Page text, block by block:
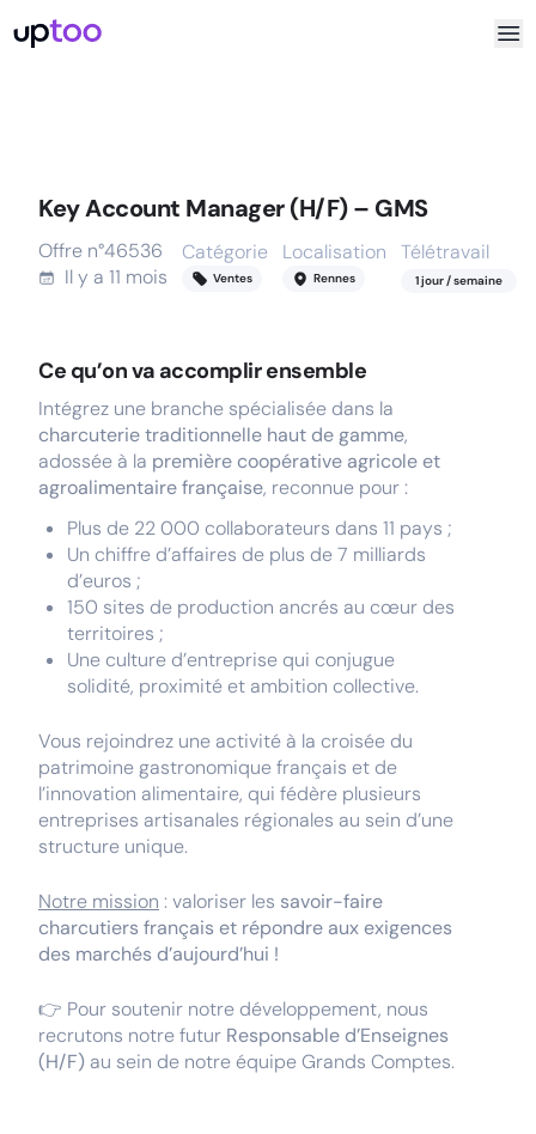
Key Account Manager (H/F) – GMS
Offre n°46536
Il y a 11 mois
Catégorie
Ventes
Localisation
Rennes
Télétravail
1jour/ semaine
Ce qu’on va accomplir ensemble
Intégrez une branche spécialisée dans la
charcuterie traditionnelle haut de gamme,
adossée à la première coopérative agricole et
agroalimentaire française, reconnue pour :
Plus de 22 000 collaborateurs dans 11 pays ;
Un chiffre d’affaires de plus de 7 milliards
d’euros ;
150 sites de production ancrés au cœur des
territoires ;
Une culture d’entreprise qui conjugue
solidité, proximité et ambition collective.
Vous rejoindrez une activité à la croisée du
patrimoine gastronomique français et de
l’innovation alimentaire, qui fédère plusieurs
entreprises artisanales régionales au sein d’une
structure unique.
Notre mission : valoriser les savoir-faire
charcutiers français et répondre aux exigences
des marchés d’aujourd’hui !
👉 Pour soutenir notre développement, nous
recrutons notre futur Responsable d’Enseignes
(H/F) au sein de notre équipe Grands Comptes.